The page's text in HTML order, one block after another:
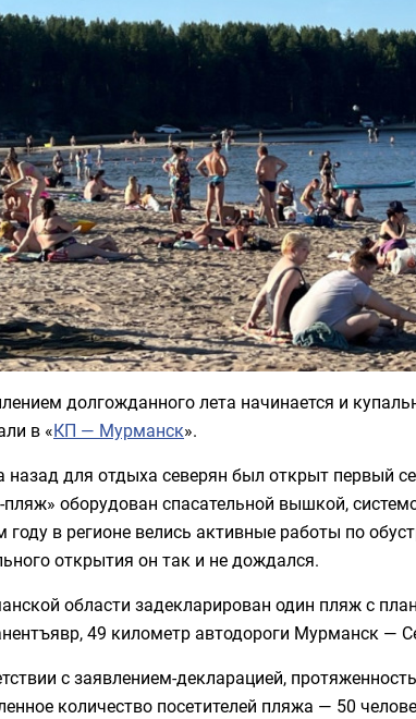
долгожданного лета начинается и
в «КП — Мурманск».
назад для отдыха северян был открыт первый
пляж» оборудован спасательной вышкой,
в регионе велись активные работы по
открытия он так и не дождался.
области задекларирован один пляж с
49 километр автодороги Мурманск —
с заявлением-декларацией,
количество посетителей пляжа — 50